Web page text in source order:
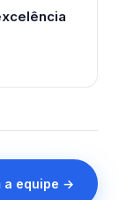
a equipe →